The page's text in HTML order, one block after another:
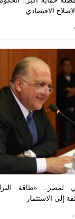
الاقتصادي
لمصر.. «طاقة
إلى الاستثمار